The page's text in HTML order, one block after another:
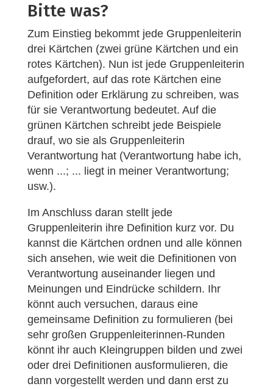
Bitte was?
Zum Einstieg bekommt jede Gruppenleiterin
drei Kärtchen (zwei grüne Kärtchen und ein
rotes Kärtchen). Nun ist jede Gruppenleiterin
aufgefordert, auf das rote Kärtchen eine
Definition oder Erklärung zu schreiben, was
für sie Verantwortung bedeutet. Auf die
grünen Kärtchen schreibt jede Beispiele
drauf, wo sie als Gruppenleiterin
Verantwortung hat (Verantwortung habe ich,
wenn ...; ... liegt in meiner Verantwortung;
usw.).
Im Anschluss daran stellt jede
Gruppenleiterin ihre Definition kurz vor. Du
kannst die Kärtchen ordnen und alle können
sich ansehen, wie weit die Definitionen von
Verantwortung auseinander liegen und
Meinungen und Eindrücke schildern. Ihr
könnt auch versuchen, daraus eine
gemeinsame Definition zu formulieren (bei
sehr großen Gruppenleiterinnen-Runden
könnt ihr auch Kleingruppen bilden und zwei
oder drei Definitionen ausformulieren, die
dann vorgestellt werden und dann erst zu